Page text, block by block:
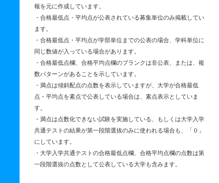
報を元に作成しています。
・合格最低点・平均点が公表されている募集単位のみ掲載してい
ます。
・合格最低点・平均点が学部単位までの公表の場合、学科単位に
同じ数値が入っている場合があります。
・合格最低点欄、合格平均点欄のブランクは非公表、または、複
数パターンがあることを示しています。
・満点は傾斜配点の点数を表示していますが、大学が合格最低
点・平均点を素点で公表している場合は、素点表示としていま
す。
・満点は点数化できない試験を実施している、もしくは大学入学
共通テストの結果が第一段階選抜のみに使われる場合も、「０」
にしています。
・大学入学共通テストの合格最低点欄、合格平均点欄の点数は第
一段階選抜の点数として公表している大学も含みます。